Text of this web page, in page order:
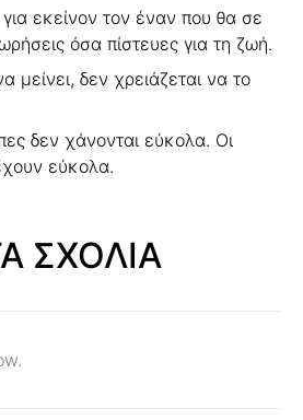
εκείνον τον έναν που θα σε
όσα πίστευες για τη ζωή.
μείνει, δεν χρειάζεται να το
δεν χάνονται εύκολα. Οι
εύκολα.
ΣΧΟΛΙΑ